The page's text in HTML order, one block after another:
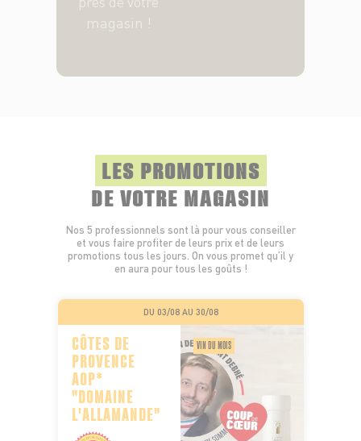
magasin !
LES PROMOTIONS
DE VOTRE MAGASIN
Nos 5 professionnels sont là pour vous conseiller
et vous faire profiter de leurs prix et de leurs
promotions tous les jours. On vous promet qu’il y
en aura pour tous les goûts !
DU 03/08 AU 30/08
CÔTES DE
PROVENCE
AOP*
"DOMAINE
L'ALLAMANDE"
VIN DU MOIS